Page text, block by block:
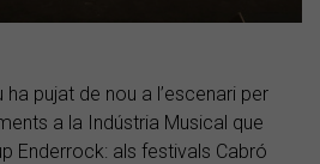
ha pujat de nou a l’escenari per
a la Indústria Musical que
Enderrock: als festivals Cabró